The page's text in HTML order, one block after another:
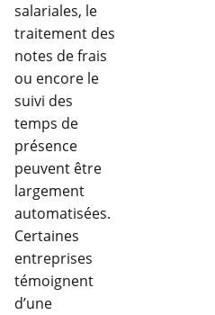
salariales, le
traitement des
notes de frais
ou encore le
suivi des
temps de
présence
peuvent être
largement
automatisées.
Certaines
entreprises
témoignent
d’une